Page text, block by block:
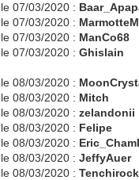
le 07/03/2020 :
le 07/03/2020 :
le 07/03/2020 : ManCo68
le 07/03/2020 :Ghislain
le 08/03/2020 :
le 08/03/2020 : Mitch
le 08/03/2020 :zelandonii
le 08/03/2020 : Felipe
le 08/03/2020 :
le 08/03/2020 :JeffyAuer
le 08/03/2020 :Tenchirock